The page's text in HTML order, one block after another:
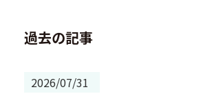
過去の記事
2026/07/31